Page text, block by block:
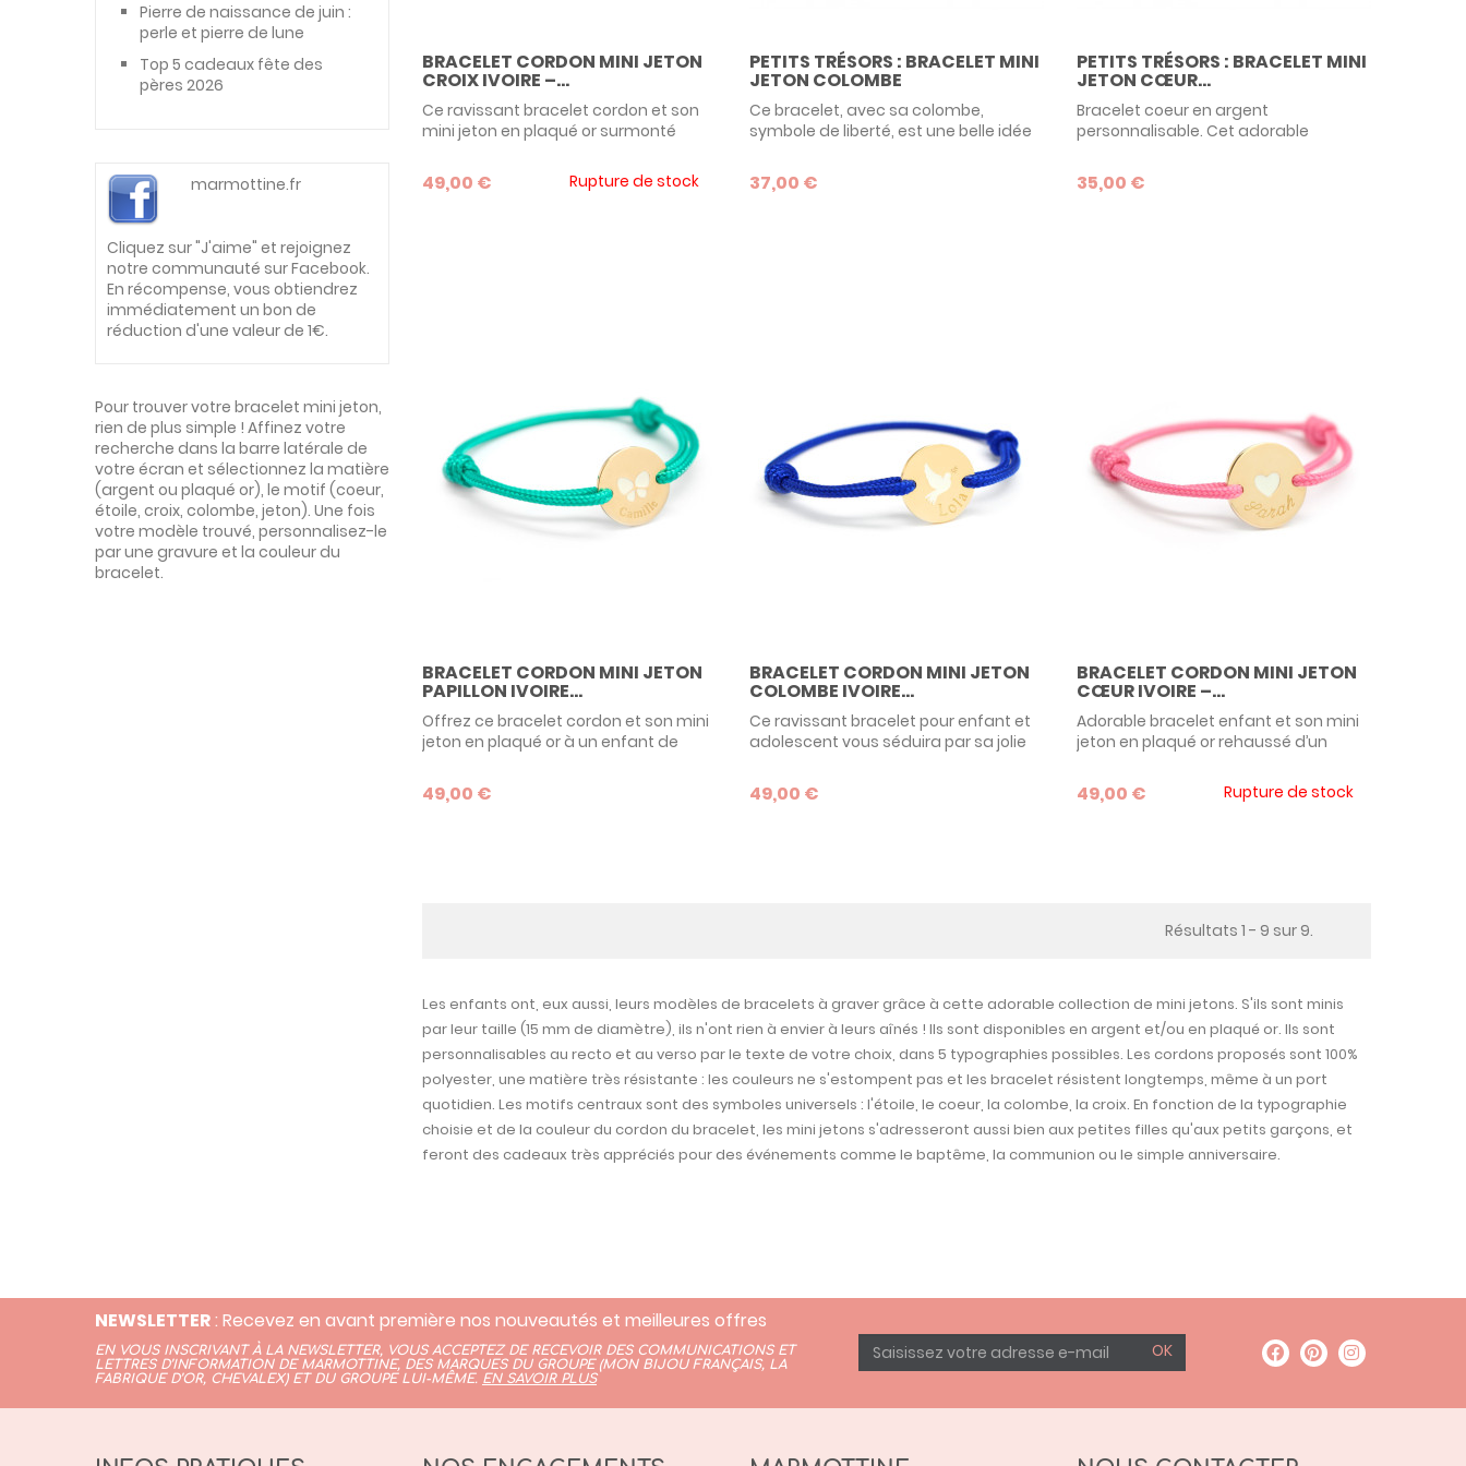
Pierre de naissance de juin :
perle et pierre de lune
Top 5 cadeaux fête des
pères 2026
marmottine.fr
Cliquez sur "J'aime" et rejoignez
notre communauté sur Facebook.
En récompense, vous obtiendrez
immédiatement un bon de
réduction d'une valeur de 1€.
Pour trouver votre bracelet mini jeton,
rien de plus simple ! Affinez votre
recherche dans la barre latérale de
votre écran et sélectionnez la matière
(argent ou plaqué or), le motif (coeur,
étoile, croix, colombe, jeton). Une fois
votre modèle trouvé, personnalisez-le
par une gravure et la couleur du
bracelet.
BRACELET CORDON MINI JETON
CROIX IVOIRE –...
Ce ravissant bracelet cordon et son
mini jeton en plaqué or surmonté
cadeau idéal pour un enfant à
l’occasion de son baptême ou de sa
49,00 € Rupture de stock
PETITS TRÉSORS : BRACELET MINI
JETON COLOMBE
Ce bracelet, avec sa colombe,
symbole de liberté, est une belle idée
communion. Comme pour tous les
bijoux de la marque Petits Trésors,
37,00 €
PETITS TRÉSORS : BRACELET MINI
JETON CŒUR...
Bracelet coeur en argent
personnalisable. Cet adorable
aussi bien porté par bébé à sa
naissance que par ses frères et
35,00 €
BRACELET CORDON MINI JETON
PAPILLON IVOIRE...
Offrez ce bracelet cordon et son mini
jeton en plaqué or à un enfant de
papillon blanc s’est posé
délicatement sur le médaillon doré
49,00 €
BRACELET CORDON MINI JETON
COLOMBE IVOIRE...
Ce ravissant bracelet pour enfant et
adolescent vous séduira par sa jolie
médaillon en plaqué or.
Personnalisable au recto et au verso,
49,00 €
BRACELET CORDON MINI JETON
CŒUR IVOIRE –...
Adorable bracelet enfant et son mini
jeton en plaqué or rehaussé d’un
culte pour enfant et ado, à offrir pour
un baptême, une communion, un
49,00 € Rupture de stock
Résultats 1 - 9 sur 9.
Les enfants ont, eux aussi, leurs modèles de bracelets à graver grâce à cette adorable collection de mini jetons. S'ils sont minis
par leur taille (15 mm de diamètre), ils n'ont rien à envier à leurs aînés ! Ils sont disponibles en argent et/ou en plaqué or. Ils sont
personnalisables au recto et au verso par le texte de votre choix, dans 5 typographies possibles. Les cordons proposés sont 100%
polyester, une matière très résistante : les couleurs ne s'estompent pas et les bracelet résistent longtemps, même à un port
quotidien. Les motifs centraux sont des symboles universels : l'étoile, le coeur, la colombe, la croix. En fonction de la typographie
choisie et de la couleur du cordon du bracelet, les mini jetons s'adresseront aussi bien aux petites filles qu'aux petits garçons, et
feront des cadeaux très appréciés pour des événements comme le baptême, la communion ou le simple anniversaire.
NEWSLETTER: Recevez en avant première nos nouveautés et meilleures offres
EN VOUS INSCRIVANT À LA NEWSLETTER, VOUS ACCEPTEZ DE RECEVOIR DES COMMUNICATIONS ET
LETTRES D’INFORMATION DE MARMOTTINE, DES MARQUES DU GROUPE (MON BIJOU FRANÇAIS, LA
FABRIQUE D’OR, CHEVALEX)ET DU GROUPE LUI-MÊME. EN SAVOIR PLUS
OK